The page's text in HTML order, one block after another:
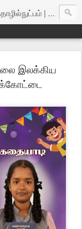
| அறிவியல்
இலக்கிய